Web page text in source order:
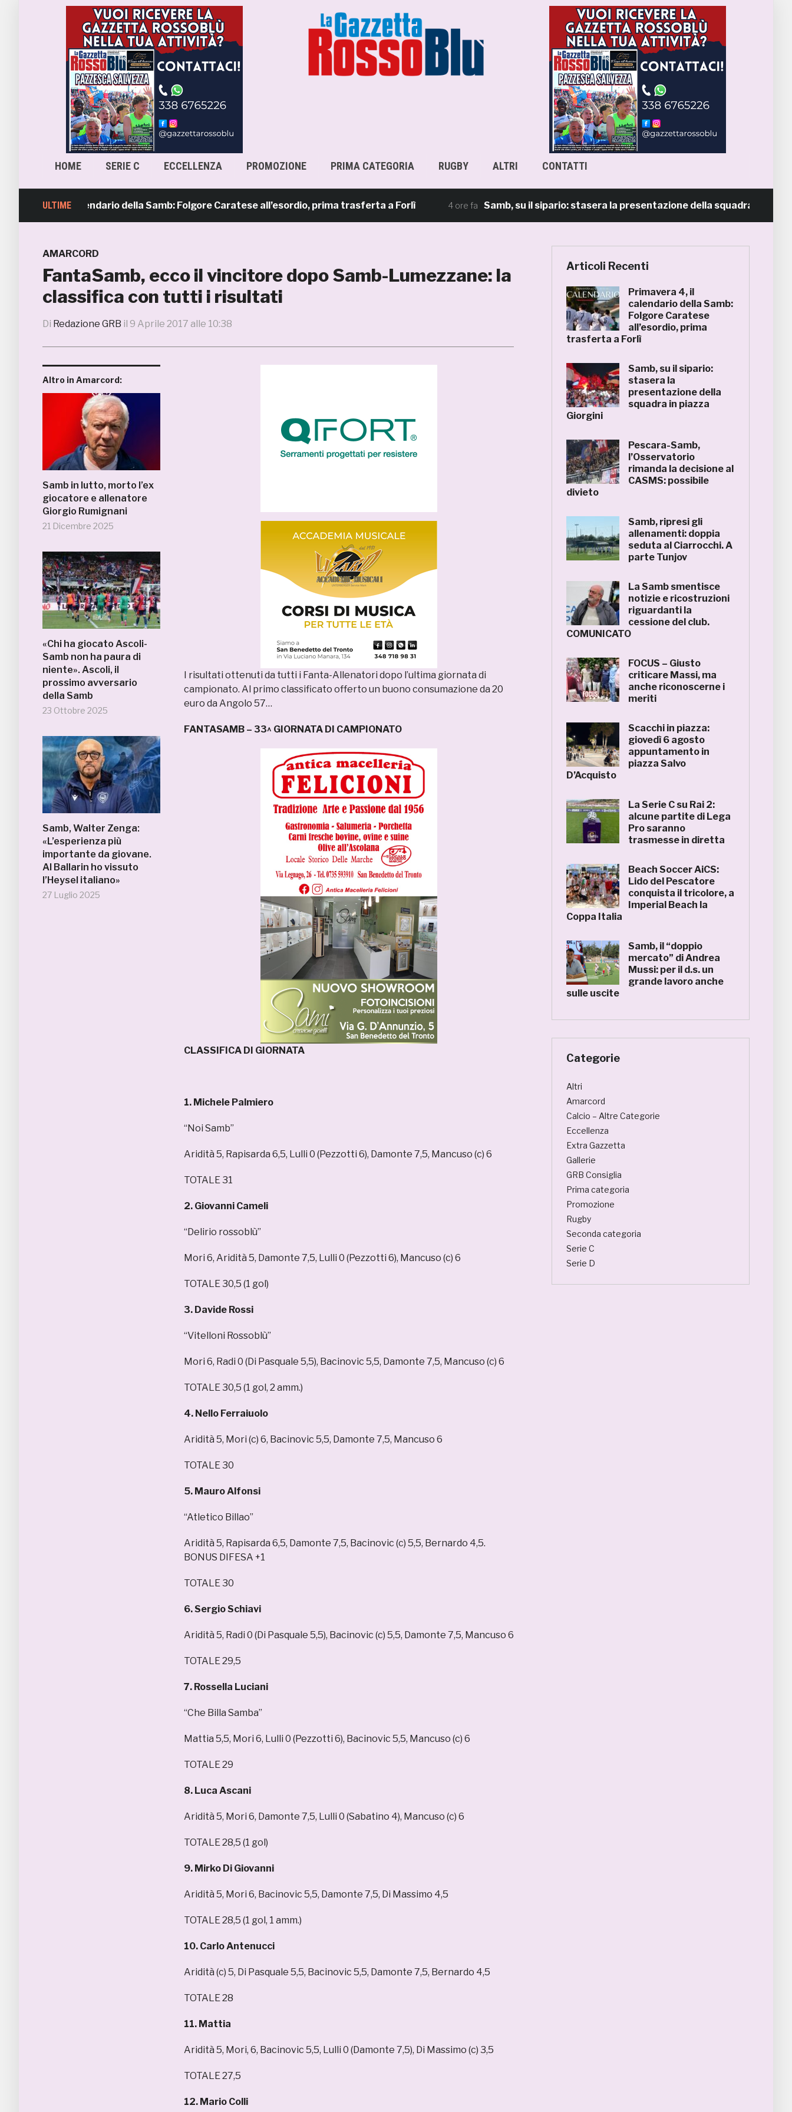
HOME SERIE C ECCELLENZA PROMOZIONE PRIMA CATEGORIA RUGBY ALTRI CONTATTI
ULTIME
4, il calendario della Samb: Folgore Caratese all’esordio, prima trasferta a Forlì Samb, su il sipario: stasera la presentazione della squadra in piazza
AMARCORD
FantaSamb, ecco il vincitore dopo Samb-Lumezzane: la
classifica con tutti i risultati
Di Redazione GRB il 9 Aprile 2017 alle 10:38
Altro in Amarcord:
Samb in lutto, morto l’ex
giocatore e allenatore
Giorgio Rumignani
21 Dicembre 2025
«Chi ha giocato Ascoli-
Samb non ha paura di
niente». Ascoli, il
prossimo avversario
della Samb
23 Ottobre 2025
Samb, Walter Zenga:
«L’esperienza più
importante da giovane.
Al Ballarin ho vissuto
l’Heysel italiano»
27 Luglio 2025
I risultati ottenuti da tutti i Fanta-Allenatori dopo l’ultima giornata di
campionato. Al primo classificato offerto un buono consumazione da 20
euro da Angolo 57…
FANTASAMB – 33^ GIORNATA DI CAMPIONATO
CLASSIFICA DI GIORNATA
1. Michele Palmiero
“Noi Samb”
Aridità 5, Rapisarda 6,5, Lulli 0 (Pezzotti 6), Damonte 7,5, Mancuso (c) 6
TOTALE 31
2. Giovanni Cameli
“Delirio rossoblù”
Mori 6, Aridità 5, Damonte 7,5, Lulli 0 (Pezzotti 6), Mancuso (c) 6
TOTALE 30,5 (1 gol)
3. Davide Rossi
“Vitelloni Rossoblù”
Mori 6, Radi 0 (Di Pasquale 5,5), Bacinovic 5,5, Damonte 7,5, Mancuso (c) 6
TOTALE 30,5 (1 gol, 2 amm.)
4. Nello Ferraiuolo
Aridità 5, Mori (c) 6, Bacinovic 5,5, Damonte 7,5, Mancuso 6
TOTALE 30
5. Mauro Alfonsi
“Atletico Billao”
Aridità 5, Rapisarda 6,5, Damonte 7,5, Bacinovic (c) 5,5, Bernardo 4,5.
BONUS DIFESA +1
TOTALE 30
6. Sergio Schiavi
Aridità 5, Radi 0 (Di Pasquale 5,5), Bacinovic (c) 5,5, Damonte 7,5, Mancuso 6
TOTALE 29,5
7. Rossella Luciani
“Che Billa Samba”
Mattia 5,5, Mori 6, Lulli 0 (Pezzotti 6), Bacinovic 5,5, Mancuso (c) 6
TOTALE 29
8. Luca Ascani
Aridità 5, Mori 6, Damonte 7,5, Lulli 0 (Sabatino 4), Mancuso (c) 6
TOTALE 28,5 (1 gol)
9. Mirko Di Giovanni
Aridità 5, Mori 6, Bacinovic 5,5, Damonte 7,5, Di Massimo 4,5
TOTALE 28,5 (1 gol, 1 amm.)
10. Carlo Antenucci
Aridità (c) 5, Di Pasquale 5,5, Bacinovic 5,5, Damonte 7,5, Bernardo 4,5
TOTALE 28
11. Mattia
Aridità 5, Mori, 6, Bacinovic 5,5, Lulli 0 (Damonte 7,5), Di Massimo (c) 3,5
TOTALE 27,5
12. Mario Colli
Articoli Recenti
Primavera 4, il
calendario della Samb:
Folgore Caratese
all’esordio, prima
trasferta a Forlì
Samb, su il sipario:
stasera la
presentazione della
squadra in piazza
Giorgini
Pescara-Samb,
l’Osservatorio
rimanda la decisione al
CASMS: possibile
divieto
Samb, ripresi gli
allenamenti: doppia
seduta al Ciarrocchi. A
parte Tunjov
La Samb smentisce
notizie e ricostruzioni
riguardanti la
cessione del club.
COMUNICATO
FOCUS – Giusto
criticare Massi, ma
anche riconoscerne i
meriti
Scacchi in piazza:
giovedì 6 agosto
appuntamento in
piazza Salvo
D’Acquisto
La Serie C su Rai 2:
alcune partite di Lega
Pro saranno
trasmesse in diretta
Beach Soccer AiCS:
Lido del Pescatore
conquista il tricolore, a
Imperial Beach la
Coppa Italia
Samb, il “doppio
mercato” di Andrea
Mussi: per il d.s. un
grande lavoro anche
sulle uscite
Categorie
Altri
Amarcord
Calcio – Altre Categorie
Eccellenza
Extra Gazzetta
Gallerie
GRB Consiglia
Prima categoria
Promozione
Rugby
Seconda categoria
Serie C
Serie D